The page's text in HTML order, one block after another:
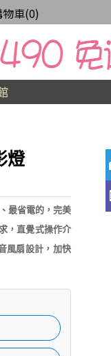
車(0)
燈
最省電的，完美
，直覺式操作介
風扇設計，加快